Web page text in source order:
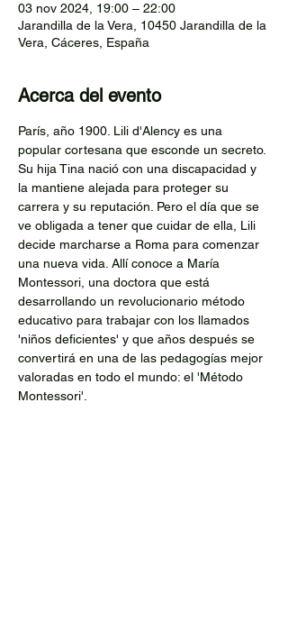
03 nov 2024, 19:00 – 22:00
Jarandilla de la Vera, 10450 Jarandilla de la
Vera, Cáceres, España
Acerca del evento
París, año 1900. Lili d'Alency es una
popular cortesana que esconde un secreto.
Su hija Tina nació con una discapacidad y
la mantiene alejada para proteger su
carrera y su reputación. Pero el día que se
ve obligada a tener que cuidar de ella, Lili
decide marcharse a Roma para comenzar
una nueva vida. Allí conoce a María
Montessori, una doctora que está
desarrollando un revolucionario método
educativo para trabajar con los llamados
'niños deficientes' y que años después se
convertirá en una de las pedagogías mejor
valoradas en todo el mundo: el 'Método
Montessori'.